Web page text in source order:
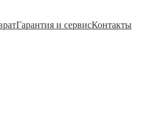
Гарантия и сервисКонтакты